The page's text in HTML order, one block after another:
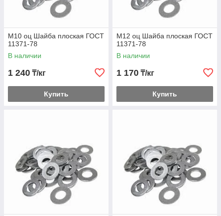
М10 оц Шайба плоская ГОСТ
11371-78
В наличии
1 240 ₸/кг
Купить
М12 оц Шайба плоская ГОСТ
11371-78
В наличии
1 170 ₸/кг
Купить